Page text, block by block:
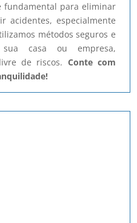
fundamental para eliminar
acidentes, especialmente
métodos seguros e
casa ou empresa,
de riscos. Conte com